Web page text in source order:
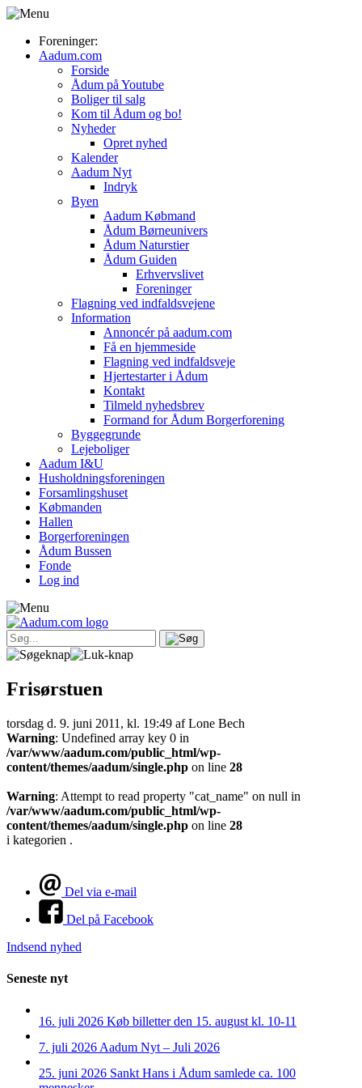
Foreninger:
Aadum.com
Forside
Ådum på Youtube
Boliger til salg
Kom til Ådum og bo!
Nyheder
Opret nyhed
Kalender
Aadum Nyt
Indryk
Byen
Aadum Købmand
Ådum Børneunivers
Ådum Naturstier
Ådum Guiden
Erhvervslivet
Foreninger
Flagning ved indfaldsvejene
Information
Annoncér på aadum.com
Få en hjemmeside
Flagning ved indfaldsveje
Hjertestarter i Ådum
Kontakt
Tilmeld nyhedsbrev
Formand for Ådum Borgerforening
Byggegrunde
Lejeboliger
Aadum I&U
Husholdningsforeningen
Forsamlingshuset
Købmanden
Hallen
Borgerforeningen
Ådum Bussen
Fonde
Log ind
Frisørstuen
torsdag d. 9. juni 2011, kl. 19:49 af Lone Bech
Warning: Undefined array key 0 in
/var/www/aadum.com/public_html/wp-
content/themes/aadum/single.php on line 28
Warning: Attempt to read property "cat_name" on null in
/var/www/aadum.com/public_html/wp-
content/themes/aadum/single.php on line 28
i kategorien .
Del via e-mail
Del på Facebook
Indsend nyhed
Seneste nyt
16. juli 2026 Køb billetter den 15. august kl. 10-11
7. juli 2026 Aadum Nyt – Juli 2026
25. juni 2026 Sankt Hans i Ådum samlede ca. 100